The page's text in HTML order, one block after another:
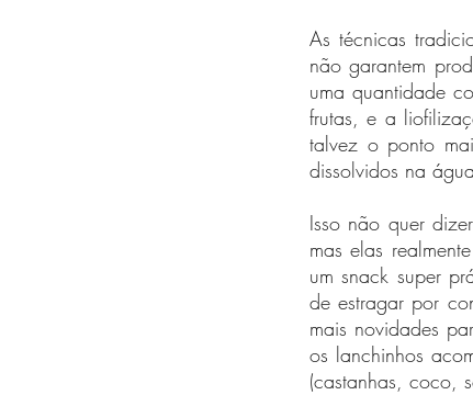
As técnicas
não garantem
uma quantidade
frutas, e a
talvez o ponto
dissolvidos na
Isso não quer
mas elas
um snack super
de estragar por
mais novidades
os lanchinhos
(castanhas, coco,